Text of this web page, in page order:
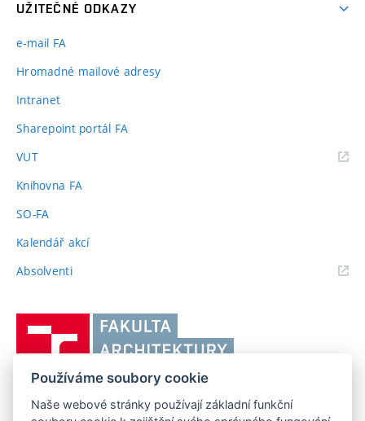
UŽITEČNÉ ODKAZY
e-mail FA
Hromadné mailové adresy
Intranet
Sharepoint portál FA
VUT(externí
Knihovna FA
SO-FA
Kalendář akcí
Absolventi(externí
Brně,
FAKULTA ARCHITEKTURY VUT V BRNĚ
Používáme soubory cookie
Naše webové stránky používají základní funkční